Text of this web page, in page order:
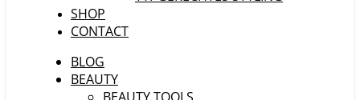
SHOP
CONTACT
BLOG
BEAUTY